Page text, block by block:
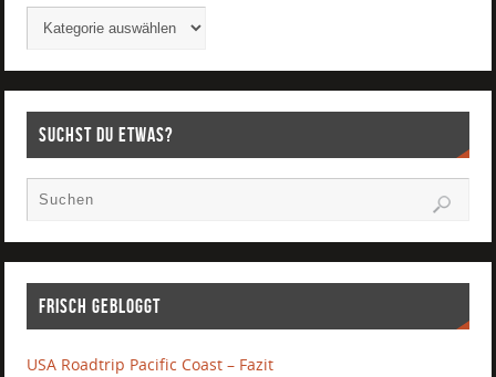
Suchst Du etwas?
Frisch gebloggt
USA Roadtrip Pacific Coast – Fazit